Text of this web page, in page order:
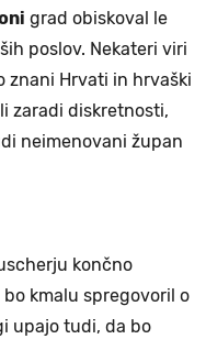
grad obiskoval le
poslov. Nekateri viri
znani Hrvati in hrvaški
zaradi diskretnosti,
neimenovani župan
končno
kmalu spregovoril o
upajo tudi, da bo